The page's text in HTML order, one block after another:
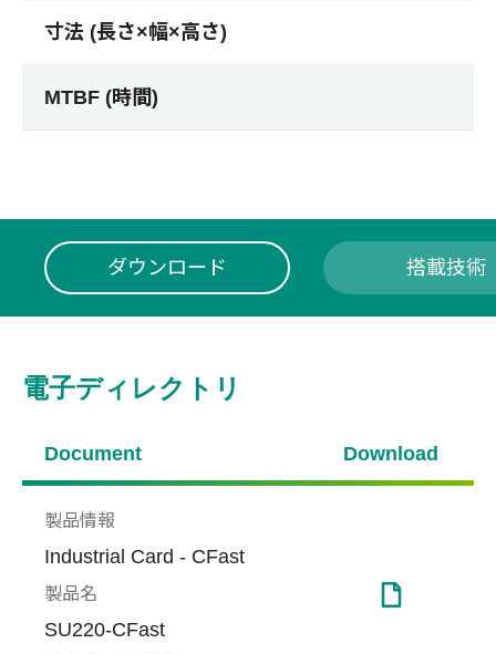
寸法 (長さ×幅×高さ)
MTBF (時間)
ダウンロード 搭載技術
電子ディレクトリ
Document Download
製品情報
Industrial Card - CFast
製品名
SU220-CFast